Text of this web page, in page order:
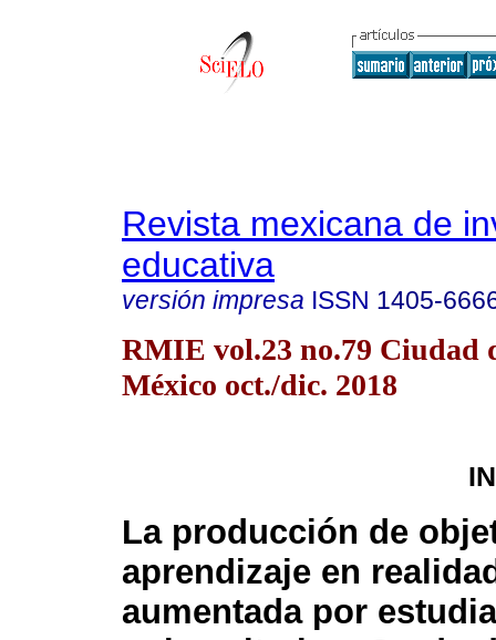
Revista mexicana de
educativa
versión impresa ISSN 1405-
RMIE vol.23 no.79 Ciudad
México oct./dic. 2018
La producción de
aprendizaje en
aumentada por